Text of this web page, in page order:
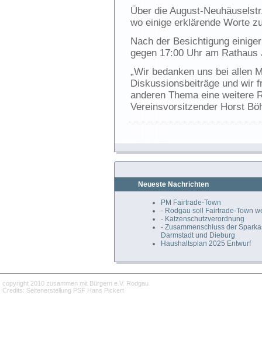
Über die August-
wo einige erklärende Worte
Nach der Besichtigung
gegen 17:00 Uhr am
„Wir bedanken uns bei allen
Diskussionsbeiträge und wir
anderen Thema eine weitere
Vereinsvorsitzender Horst
Neueste Nachrichten
PM Fairtrade-Town
- Rodgau soll Fairtrade-Town
- Katzenschutzverordnung
- Zusammenschluss der
Darmstadt und Dieburg
Haushaltsplan 2025 Entwurf
copyright 2010 zusammen mit Bürgern e.V. Rodgau
Credits: Seitenerstellung PSF Hans Pickert